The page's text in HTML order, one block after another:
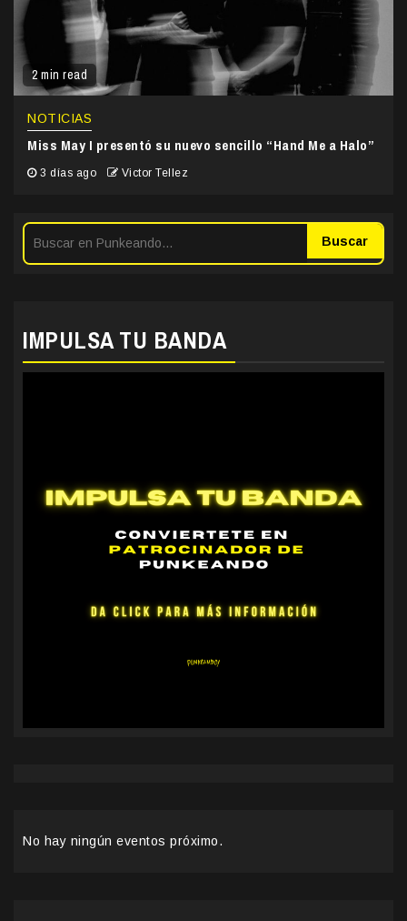
2 min read
NOTICIAS
Miss May I presentó su nuevo sencillo “Hand Me a Halo”
3 días ago Victor Tellez
Buscar
IMPULSA TU BANDA
No hay ningún eventos próximo.